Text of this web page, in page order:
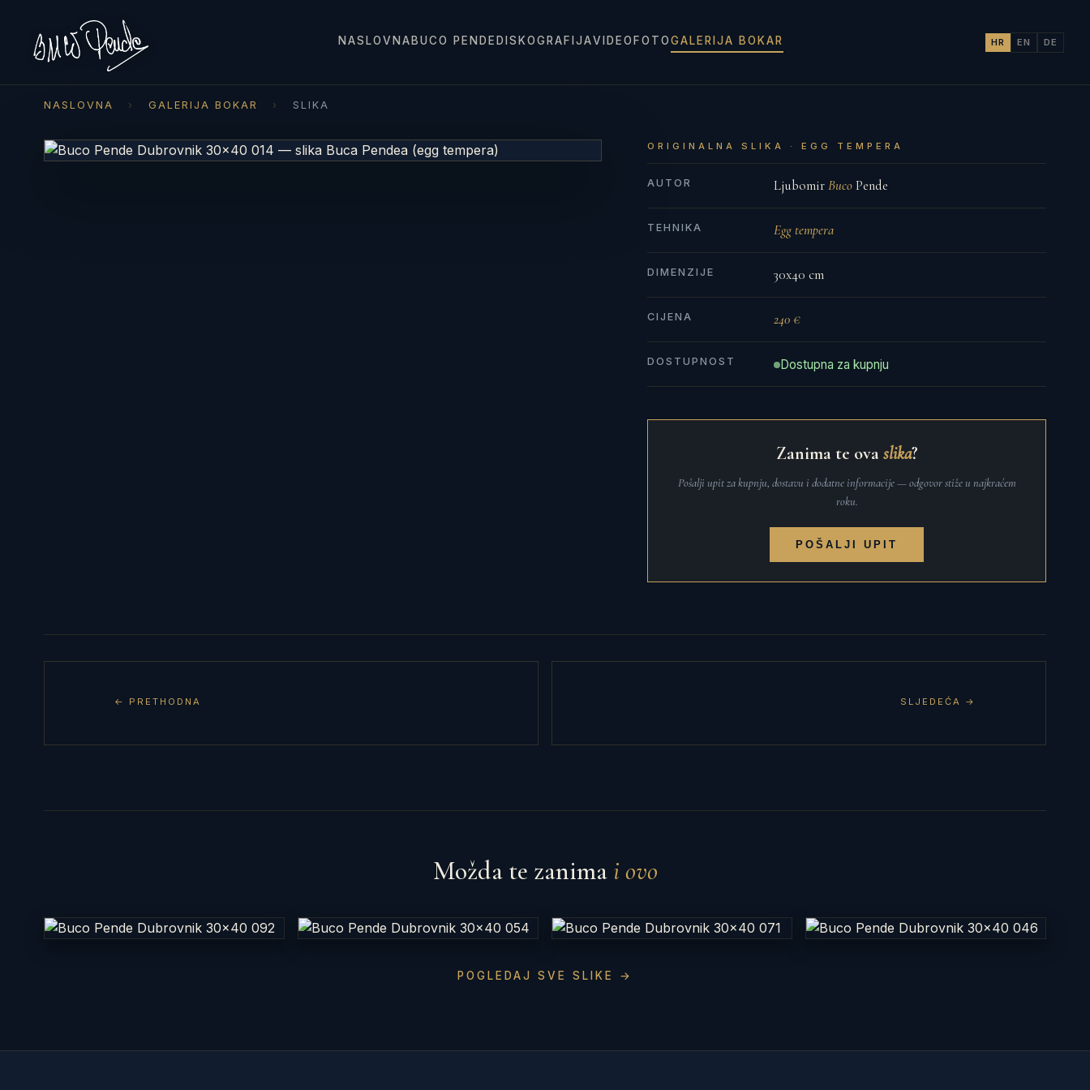
NASLOVNABUCO PENDEDISKOGRAFIJAVIDEOFOTOGALERIJA BOKAR HR EN DE
NASLOVNA › GALERIJA BOKAR › SLIKA
ORIGINALNA SLIKA · EGG TEMPERA
AUTOR LjubomirBucoPende
TEHNIKA Egg tempera
DIMENZIJE 30x40 cm
CIJENA 240 €
DOSTUPNOST Dostupna za kupnju
Zanima te ovaslika?
Pošalji upit za kupnju, dostavu i dodatne informacije — odgovor stiže u najkraćem
roku.
POŠALJI UPIT
← PRETHODNA SLJEDEĆA →
Možda te zanima i ovo
POGLEDAJ SVE SLIKE →